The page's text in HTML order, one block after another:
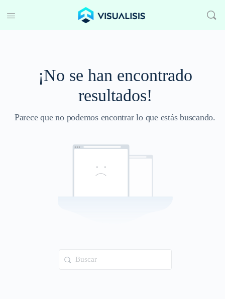
¡No se han encontrado
resultados!
Parece que no podemos encontrar lo que estás buscando.